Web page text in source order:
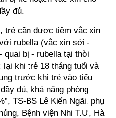
đủ.
trẻ cần được tiêm vắc xin
rubella (vắc xin sởi -
quai bị - rubella tại thời
lại khi trẻ 18 tháng tuổi và
trước khi trẻ vào tiểu
đủ, khả năng phòng
TS-BS Lê Kiến Ngãi, phụ
Bệnh viện Nhi T.Ư, Hà